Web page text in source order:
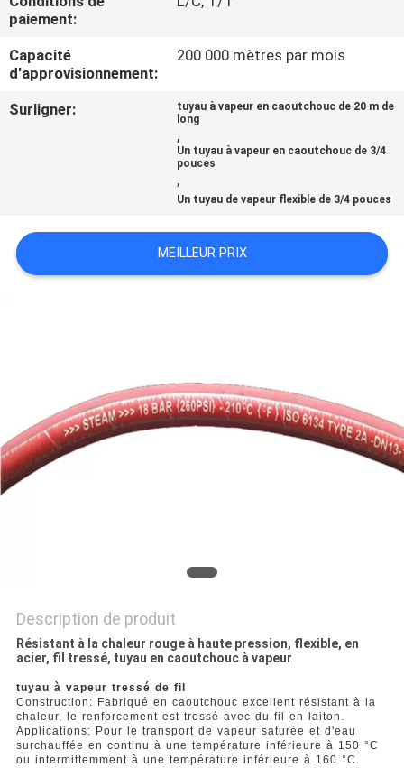
DE
QUALITÉ
CONTACTEZ-
DEMANDEZ
SITE
PRIVACY
paiement:
Capacité
d'approvisionnement:
200 000 mètres par mois
Surligner:
tuyau à vapeur en caoutchouc de 20 m de
long
,
Un tuyau à vapeur en caoutchouc de 3/4
pouces
,
Un tuyau de vapeur flexible de 3/4 pouces
MEILLEUR PRIX
Description de produit
Résistant à la chaleur rouge à haute pression, flexible, en
acier, fil tressé, tuyau en caoutchouc à vapeur
tuyau à vapeur tressé de fil
Construction: Fabriqué en caoutchouc excellent résistant à la
chaleur, le renforcement est tressé avec du fil en laiton.
Applications: Pour le transport de vapeur saturée et d'eau
surchauffée en continu à une température inférieure à 150 °C
ou intermittemment à une température inférieure à 160 °C.